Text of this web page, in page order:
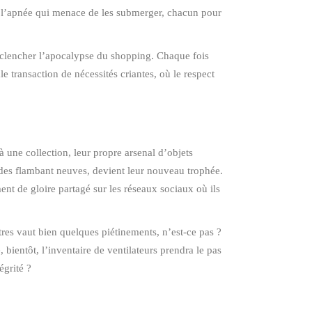
qui menace de les submerger, chacun pour
l’apocalypse du shopping. Chaque fois
transaction de nécessités criantes, où le respect
une collection, leur propre arsenal d’objets
flambant neuves, devient leur nouveau trophée.
de gloire partagé sur les réseaux sociaux où ils
vaut bien quelques piétinements, n’est-ce pas ?
l’inventaire de ventilateurs prendra le pas
?